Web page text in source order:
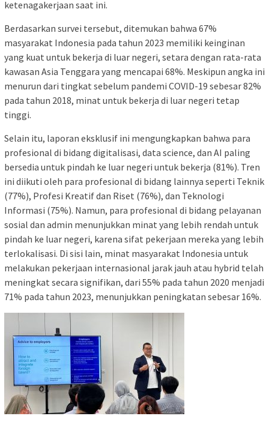
ketenagakerjaan saat ini.
Berdasarkan survei tersebut, ditemukan bahwa 67%
masyarakat Indonesia pada tahun 2023 memiliki keinginan
yang kuat untuk bekerja di luar negeri, setara dengan rata-rata
kawasan Asia Tenggara yang mencapai 68%. Meskipun angka ini
menurun dari tingkat sebelum pandemi COVID-19 sebesar 82%
pada tahun 2018, minat untuk bekerja di luar negeri tetap
tinggi.
Selain itu, laporan eksklusif ini mengungkapkan bahwa para
profesional di bidang digitalisasi, data science, dan AI paling
bersedia untuk pindah ke luar negeri untuk bekerja (81%). Tren
ini diikuti oleh para profesional di bidang lainnya seperti Teknik
(77%), Profesi Kreatif dan Riset (76%), dan Teknologi
Informasi (75%). Namun, para profesional di bidang pelayanan
sosial dan admin menunjukkan minat yang lebih rendah untuk
pindah ke luar negeri, karena sifat pekerjaan mereka yang lebih
terlokalisasi. Di sisi lain, minat masyarakat Indonesia untuk
melakukan pekerjaan internasional jarak jauh atau hybrid telah
meningkat secara signifikan, dari 55% pada tahun 2020 menjadi
71% pada tahun 2023, menunjukkan peningkatan sebesar 16%.